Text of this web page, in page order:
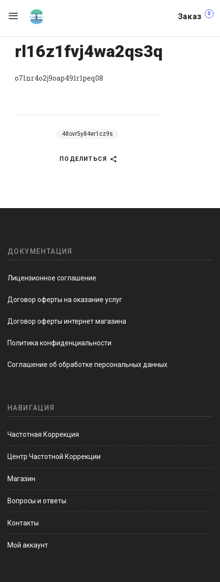
Заказ 0
rl16z1fvj4wa2qs3q
o7lnr4o2j9oap491r1peq08
48ovr5y84er1cz9s
ПОДЕЛИТЬСЯ
ДОКУМЕНТАЦИЯ
Лицензионное соглашение
Договор оферты на оказание услуг
Договор оферты интернет магазина
Политика конфиденциальности
Соглашение об обработке персональных данных
НАВИГАЦИЯ
Частотная Коррекция
Центр Частотной Коррекции
Магазин
Вопросы и ответы
Контакты
Мой аккаунт